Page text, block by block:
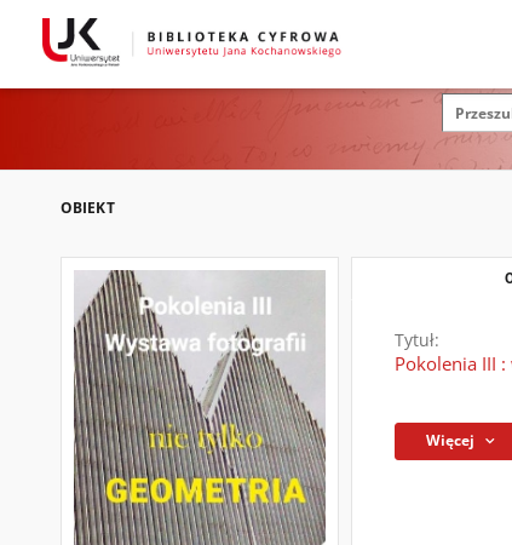
OBIEKT
Tytuł:
Pokolenia III
Więcej